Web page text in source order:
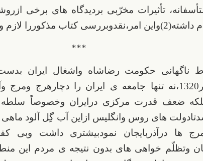
تأثیرات مخرّبی بردیدگاه های برخی
مذکوررا لازم وضروری می سازد.
ناگهانی حکومت رضاشاه واشغال ایران
درشهریور1320،نه تنها جامعه ی ایران را
ضعف قدرت مرکزی درایران وخصوصاً سلطه
های روس وانگلیس ازاین آب گِل آلود ماهی
ها درآذربایجان نمودبیشتری داشت وبی
وتظلّم خواهی های بدون نتیجه ی مردم این